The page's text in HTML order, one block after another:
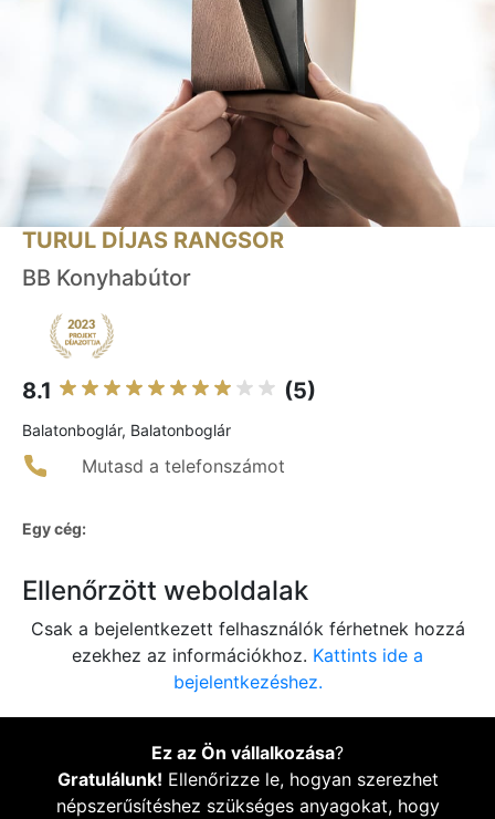
TURUL DÍJAS RANGSOR
BB Konyhabútor
8.1 (5)
Balatonboglár, Balatonboglár
Mutasd a telefonszámot
Egy cég:
Ellenőrzött weboldalak
Csak a bejelentkezett felhasználók férhetnek hozzá
ezekhez az információkhoz. Kattints ide a
bejelentkezéshez.
Ez az Ön vállalkozása?
Gratulálunk! Ellenőrizze le, hogyan szerezhet
népszerűsítéshez szükséges anyagokat, hogy